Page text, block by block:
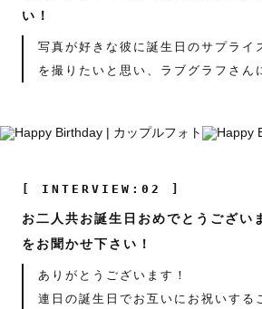
い！
写真が好きな彼に誕生日のサプライ
を撮りたいと思い、ラブグラフさ
[ INTERVIEW:02 ]
お二人共お誕生日おめでとうござい
をお聞かせ下さい！
ありがとうございます！
連日の誕生日でお互いにお祝いする